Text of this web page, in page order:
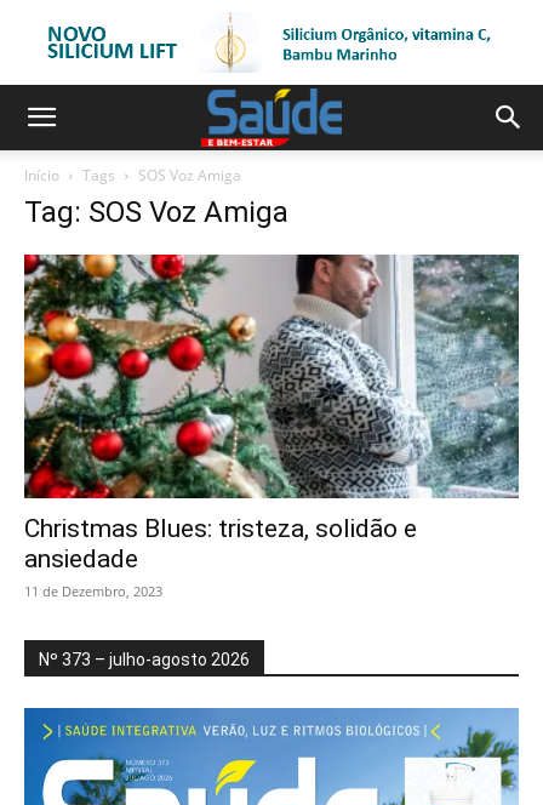
Início Tags SOS Voz Amiga
Tag: SOS Voz Amiga
Christmas Blues: tristeza, solidão e
ansiedade
11 de Dezembro, 2023
Nº 373 – julho-agosto 2026